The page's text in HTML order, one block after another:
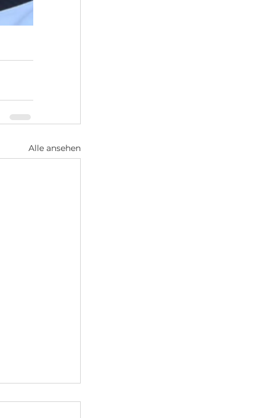
Alle ansehen